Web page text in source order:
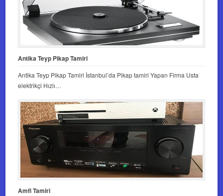
Antika Teyp Pikap Tamiri
Antika Teyp Pikap Tamiri İstanbul’da Pikap tamiri Yapan Firma Usta
elektrikçi Hızlı…
Amfi Tamiri